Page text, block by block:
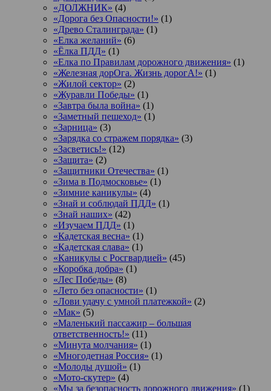
«ДОЛЖНИК» (4)
«Дорога без Опасности!» (1)
«Древо Сталинграда» (1)
«Елка желаний» (6)
«Ёлка ПДД» (1)
«Елка по Правилам дорожного движения» (1)
«Железная дорОга. Жизнь дорогА!» (1)
«Жилой сектор» (2)
«Журавли Победы» (1)
«Завтра была война» (1)
«Заметный пешеход» (1)
«Зарница» (3)
«Зарядка со стражем порядка» (3)
«Засветись!» (12)
«Защита» (2)
«Защитники Отечества» (1)
«Зима в Подмосковье» (1)
«Зимние каникулы» (4)
«Знай и соблюдай ПДД» (1)
«Знай наших» (42)
«Изучаем ПДД» (1)
«Кадетская весна» (1)
«Кадетская слава» (1)
«Каникулы с Росгвардией» (45)
«Коробка добра» (1)
«Лес Победы» (8)
«Лето без опасности» (1)
«Лови удачу с умной платежкой» (2)
«Мак» (5)
«Маленький пассажир – большая
ответственность!» (11)
«Минута молчания» (1)
«Многодетная Россия» (1)
«Молоды душой» (1)
«Мото-скутер» (4)
«Мы за безопасность дорожного движения» (1)